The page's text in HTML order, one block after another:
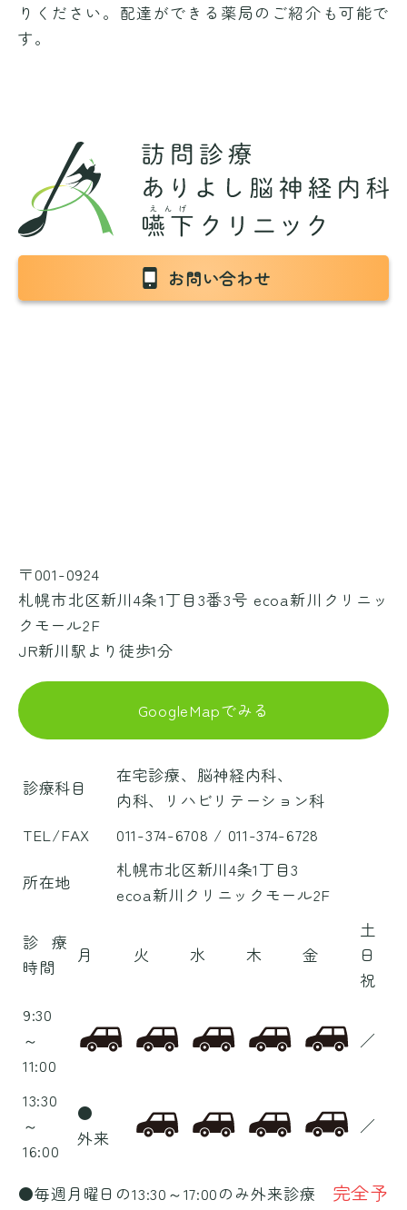
りください。配達ができる薬局のご紹介も可能で
す。
お問い合わせ
〒001-0924
札幌市北区新川4条1丁目3番3号 ecoa新川クリニッ
クモール2F
JR新川駅より徒歩1分
GoogleMapでみる
診療科目
在宅診療、脳神経内科、
内科、リハビリテーション科
TEL/FAX
011-374-6708 / 011-374-6728
所在地
札幌市北区新川4条1丁目3
ecoa新川クリニックモール2F
診療
時間
月 火 水 木 金
土
日
祝
9:30
～
11:00
／
13:30
～
16:00
●
外来
／
●毎週月曜日の13:30～17:00のみ外来診療 完全予